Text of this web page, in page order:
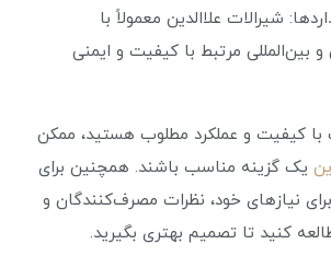
شیرالات علاالدین معمولاً با
و بین‌المللی مرتبط با کیفیت و ایمنی
با کیفیت و عملکرد مطلوب هستید، ممکن
یک گزینه مناسب باشند. همچنین برای
نیازهای خود، نظرات مصرف‌کنندگان و
کنید تا تصمیم بهتری بگیرید.